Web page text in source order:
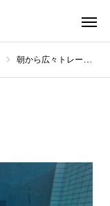
朝から広々トレーニング